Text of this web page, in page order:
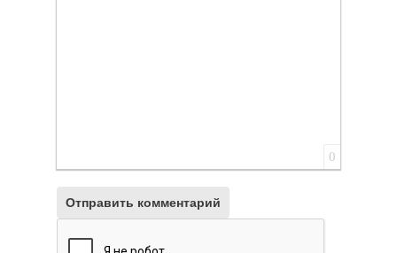
0
Отправить комментарий